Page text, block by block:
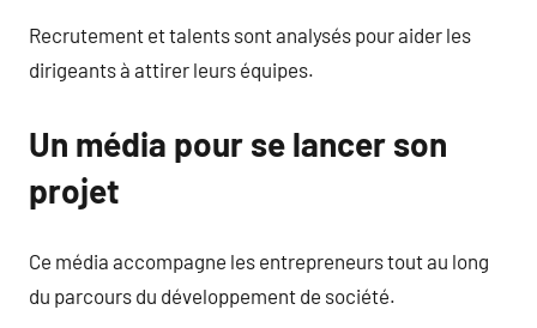
Recrutement et talents sont analysés pour aider les
dirigeants à attirer leurs équipes.
Un média pour se lancer son
projet
Ce média accompagne les entrepreneurs tout au long
du parcours du développement de société.